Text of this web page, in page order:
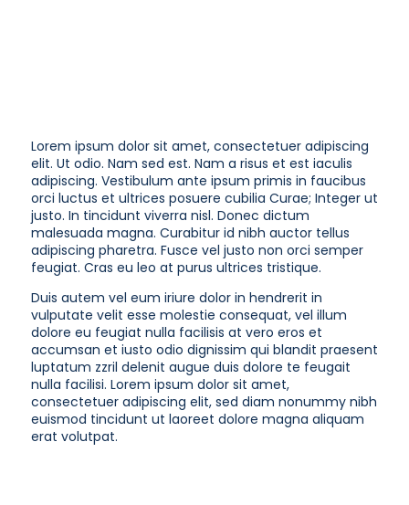
Lorem ipsum dolor sit amet, consectetuer adipiscing
elit. Ut odio. Nam sed est. Nam a risus et est iaculis
adipiscing. Vestibulum ante ipsum primis in faucibus
orci luctus et ultrices posuere cubilia Curae; Integer ut
justo. In tincidunt viverra nisl. Donec dictum
malesuada magna. Curabitur id nibh auctor tellus
adipiscing pharetra. Fusce vel justo non orci semper
feugiat. Cras eu leo at purus ultrices tristique.
Duis autem vel eum iriure dolor in hendrerit in
vulputate velit esse molestie consequat, vel illum
dolore eu feugiat nulla facilisis at vero eros et
accumsan et iusto odio dignissim qui blandit praesent
luptatum zzril delenit augue duis dolore te feugait
nulla facilisi. Lorem ipsum dolor sit amet,
consectetuer adipiscing elit, sed diam nonummy nibh
euismod tincidunt ut laoreet dolore magna aliquam
erat volutpat.